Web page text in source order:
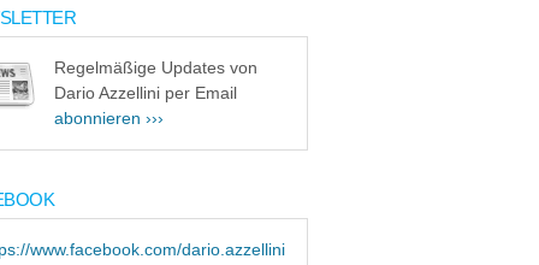
Regelmäßige Updates von
Dario Azzellini per Email
abonnieren ›››
www.facebook.com/dario.azzellini